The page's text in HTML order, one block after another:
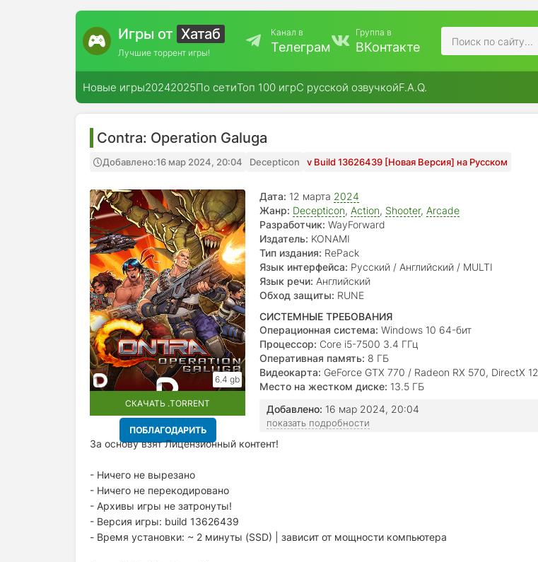
Игры от Хатаб
Лучшие торрент игры!
Канал в
Телеграм
Группа в
ВКонтакте
Новые игры20242025По сетиТоп 100 игрС русской озвучкойF.A.Q.
Contra: Operation Galuga
Добавлено:16 мар 2024, 20:04 Decepticon v Build 13626439 [Новая Версия] на Русском
6.4 gb
СКАЧАТЬ .TORRENT
ПОБЛАГОДАРИТЬ
Дата: 12 марта 2024
Жанр: Decepticon, Action, Shooter, Arcade
Разработчик: WayForward
Издатель: KONAMI
Тип издания: RePack
Язык интерфейса: Русский / Английский / MULTI
Язык речи: Английский
Обход защиты: RUNE
СИСТЕМНЫЕ ТРЕБОВАНИЯ
Операционная система: Windows 10 64-бит
Процессор: Core i5-7500 3.4 ГГц
Оперативная память: 8 ГБ
Видеокарта: GeForce GTX 770 / Radeon RX 570, DirectX 12
Место на жестком диске: 13.5 ГБ
Добавлено: 16 мар 2024, 20:04
показать подробности
За основу взят Лицензионный контент!
- Ничего не вырезано
- Ничего не перекодировано
- Архивы игры не затронуты!
- Версия игры: build 13626439
- Время установки: ~ 2 минуты (SSD) | зависит от мощности компьютера